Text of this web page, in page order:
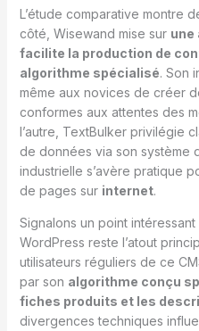
L’étude comparative montre
côté, Wisewand mise sur une
facilite la production de
algorithme spécialisé. Son
même aux novices de créer
conformes aux attentes des
l’autre, TextBulker privilégie
de données via son système
industrielle s’avère pratique
de pages sur internet.
Signalons un point
WordPress reste l’atout
utilisateurs réguliers de ce
par son algorithme conçu
fiches produits et les
divergences techniques